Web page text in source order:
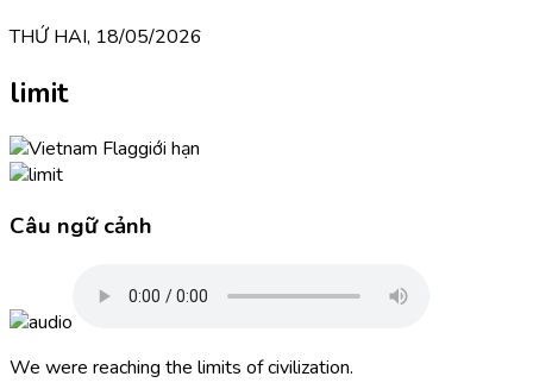
THỨ HAI, 18/05/2026
limit
giới hạn
Câu ngữ cảnh
We were reaching the limits of civilization.